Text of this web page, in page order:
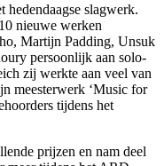
hedendaagse slagwerk.
nieuwe werken
Martijn Padding, Unsuk
persoonlijk aan solo-
zij werkte aan veel van
meesterwerk ‘Music for
tijdens het
prijzen en nam deel